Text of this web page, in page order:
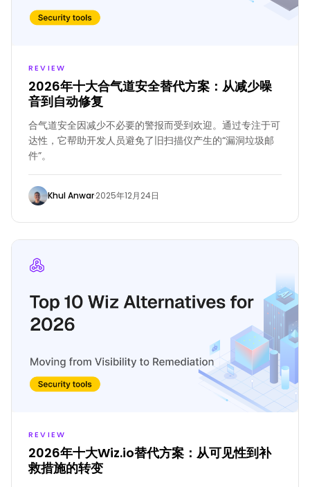
REVIEW
2026年十大合气道安全替代方案：从减少噪
音到自动修复
合气道安全因减少不必要的警报而受到欢迎。通过专注于可
达性，它帮助开发人员避免了旧扫描仪产生的“漏洞垃圾邮
件”。
Khul Anwar·2025年12月24日
REVIEW
2026年十大Wiz.io替代方案：从可见性到补
救措施的转变